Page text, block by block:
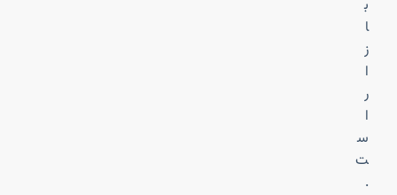
ب
ا
ز
ا
ر
ا
س
ت
.